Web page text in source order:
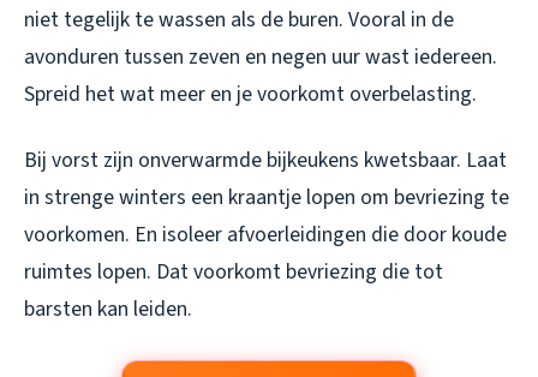
niet tegelijk te wassen als de buren. Vooral in de
avonduren tussen zeven en negen uur wast iedereen.
Spreid het wat meer en je voorkomt overbelasting.
Bij vorst zijn onverwarmde bijkeukens kwetsbaar. Laat
in strenge winters een kraantje lopen om bevriezing te
voorkomen. En isoleer afvoerleidingen die door koude
ruimtes lopen. Dat voorkomt bevriezing die tot
barsten kan leiden.